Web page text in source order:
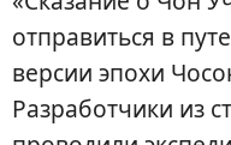
отправиться в
версии эпохи
Разработчики из